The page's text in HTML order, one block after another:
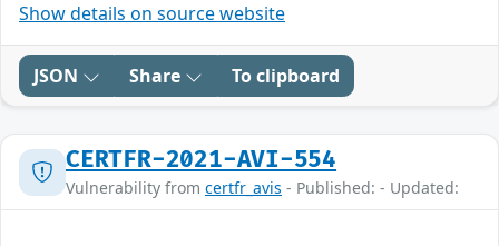
Show details on source website
JSON Share To clipboard
CERTFR-2021-AVI-554
Vulnerability from certfr_avis - Published: - Updated: